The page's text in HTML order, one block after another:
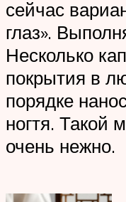
сейчас
глаз».
Несколько
покрытия в
порядке
ногтя. Такой
очень нежно.